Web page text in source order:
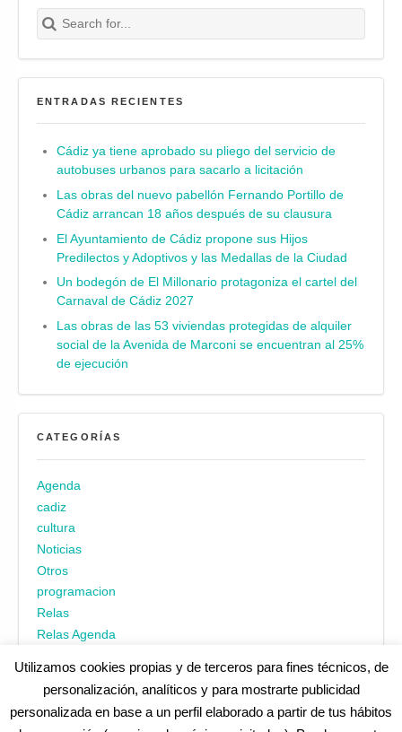
Search for:
Buscar
ENTRADAS RECIENTES
Cádiz ya tiene aprobado su pliego del servicio de
autobuses urbanos para sacarlo a licitación
Las obras del nuevo pabellón Fernando Portillo de
Cádiz arrancan 18 años después de su clausura
El Ayuntamiento de Cádiz propone sus Hijos
Predilectos y Adoptivos y las Medallas de la Ciudad
Un bodegón de El Millonario protagoniza el cartel del
Carnaval de Cádiz 2027
Las obras de las 53 viviendas protegidas de alquiler
social de la Avenida de Marconi se encuentran al 25%
de ejecución
CATEGORÍAS
Agenda
cadiz
cultura
Noticias
Otros
programacion
Relas
Relas Agenda
Utilizamos cookies propias y de terceros para fines técnicos, de
personalización, analíticos y para mostrarte publicidad
personalizada en base a un perfil elaborado a partir de tus hábitos